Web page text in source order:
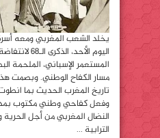
يخلد الشعب المغربي ومعه
اليوم الأحد،
المستعمر الإسباني، الملحمة
تاريخ المغرب الحديث بما
وفعل كفاحي وطني مكتوب
النضال المغربي من أجل
الترابية ...